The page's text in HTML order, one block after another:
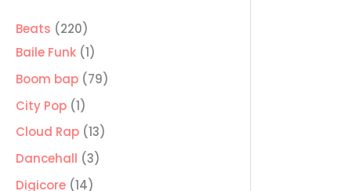
Beats 220220
productos
Baile Funk 11
producto
Boom bap 7979
City Pop 11
producto
Cloud Rap 1313
Dancehall 33
Digicore 1414